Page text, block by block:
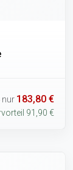
nur 183,80 €
91,90 €